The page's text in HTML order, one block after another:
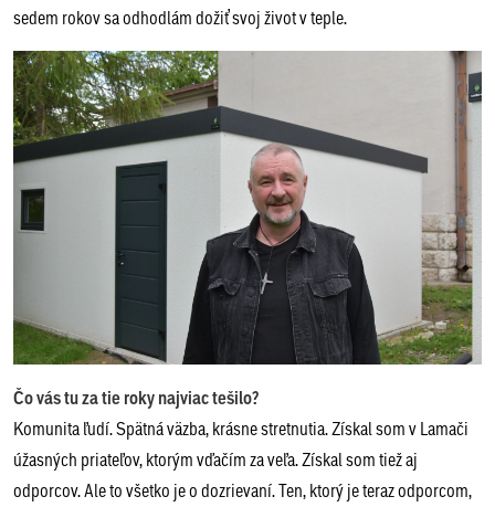
sedem rokov sa odhodlám dožiť svoj život v teple.
Čo vás tu za tie roky najviac tešilo?
Komunita ľudí. Spätná väzba, krásne stretnutia. Získal som v Lamači
úžasných priateľov, ktorým vďačím za veľa. Získal som tiež aj
odporcov. Ale to všetko je o dozrievaní. Ten, ktorý je teraz odporcom,